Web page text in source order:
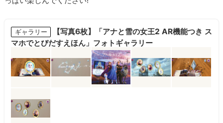
ギャラリー
【写真6枚】「アナと雪の女王2 AR機能つき ス
マホでとびだすえほん」フォトギャラリー